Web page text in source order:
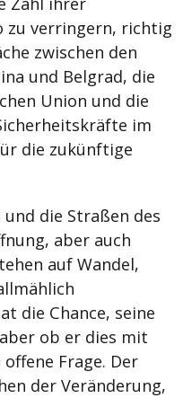
zu verringern, richtig
zwischen den
und Belgrad, die
Union und die
im
die zukünftige
die Straßen des
aber auch
auf Wandel,
die Chance, seine
ob er dies mit
Frage. Der
der Veränderung,